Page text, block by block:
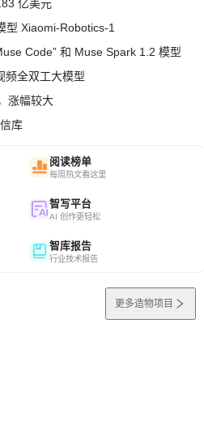
亿美元
型 Xiaomi-Robotics-1
Code” 和 Muse Spark 1.2 模型
频全双工大模型
涨幅较大
库
阅读榜单
每周热文看这里
智写平台
AI 创作更轻松
智库报告
行业技术报告
更多造物项目